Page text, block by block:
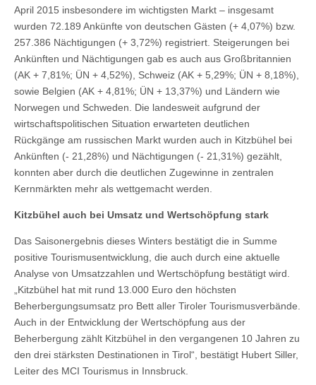
April 2015 insbesondere im wichtigsten Markt – insgesamt
wurden 72.189 Ankünfte von deutschen Gästen (+ 4,07%) bzw.
257.386 Nächtigungen (+ 3,72%) registriert. Steigerungen bei
Ankünften und Nächtigungen gab es auch aus Großbritannien
(AK + 7,81%; ÜN + 4,52%), Schweiz (AK + 5,29%; ÜN + 8,18%),
sowie Belgien (AK + 4,81%; ÜN + 13,37%) und Ländern wie
Norwegen und Schweden. Die landesweit aufgrund der
wirtschaftspolitischen Situation erwarteten deutlichen
Rückgänge am russischen Markt wurden auch in Kitzbühel bei
Ankünften (- 21,28%) und Nächtigungen (- 21,31%) gezählt,
konnten aber durch die deutlichen Zugewinne in zentralen
Kernmärkten mehr als wettgemacht werden.
Kitzbühel auch bei Umsatz und Wertschöpfung stark
Das Saisonergebnis dieses Winters bestätigt die in Summe
positive Tourismusentwicklung, die auch durch eine aktuelle
Analyse von Umsatzzahlen und Wertschöpfung bestätigt wird.
„Kitzbühel hat mit rund 13.000 Euro den höchsten
Beherbergungsumsatz pro Bett aller Tiroler Tourismusverbände.
Auch in der Entwicklung der Wertschöpfung aus der
Beherbergung zählt Kitzbühel in den vergangenen 10 Jahren zu
den drei stärksten Destinationen in Tirol“, bestätigt Hubert Siller,
Leiter des MCI Tourismus in Innsbruck.